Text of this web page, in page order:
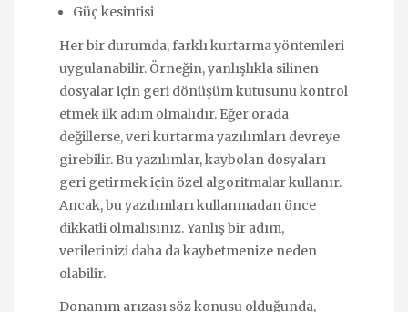
Güç kesintisi
Her bir durumda, farklı kurtarma yöntemleri
uygulanabilir. Örneğin, yanlışlıkla silinen
dosyalar için geri dönüşüm kutusunu kontrol
etmek ilk adım olmalıdır. Eğer orada
değillerse, veri kurtarma yazılımları devreye
girebilir. Bu yazılımlar, kaybolan dosyaları
geri getirmek için özel algoritmalar kullanır.
Ancak, bu yazılımları kullanmadan önce
dikkatli olmalısınız. Yanlış bir adım,
verilerinizi daha da kaybetmenize neden
olabilir.
Donanım arızası söz konusu olduğunda,